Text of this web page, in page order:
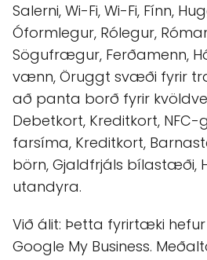
Salerni, Wi-Fi, Wi-Fi, Fínn,
Óformlegur, Rólegur,
Sögufrægur, Ferðamenn,
vænn, Öruggt svæði fyrir
að panta borð fyrir
Debetkort, Kreditkort, NFC-
farsíma, Kreditkort,
börn, Gjaldfrjáls bílastæði,
utandyra.
Við álit: Þetta fyrirtæki hefur
Google My Business.